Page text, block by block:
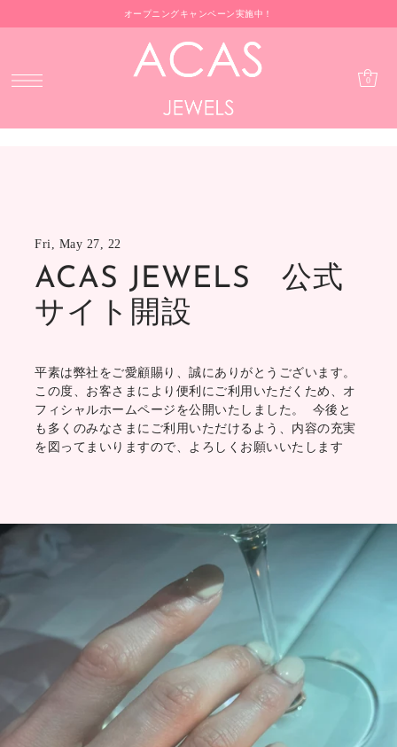
オープニングキャンペーン実施中！
0
Fri, May 27, 22
ACAS JEWELS 公式
サイト開設
平素は弊社をご愛顧賜り、誠にありがとうございます。
この度、お客さまにより便利にご利用いただくため、オ
フィシャルホームページを公開いたしました。 今後と
も多くのみなさまにご利用いただけるよう、内容の充実
を図ってまいりますので、よろしくお願いいたします